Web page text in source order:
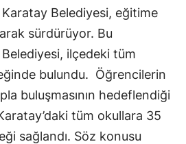
Erzurum
Eskişehir
Gaziantep
Giresun
Gümüşhane
Belediyesi, eğitime
sürdürüyor. Bu
ilçedeki tüm
bulundu. Öğrencilerin
buluşmasının hedeflendiği
tüm okullara 35
sağlandı. Söz konusu